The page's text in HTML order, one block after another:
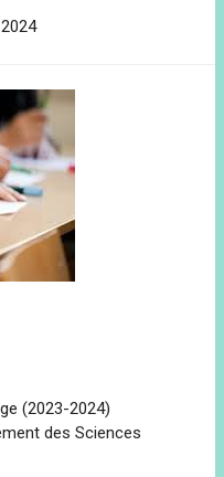
(2023-2024)
des Sciences